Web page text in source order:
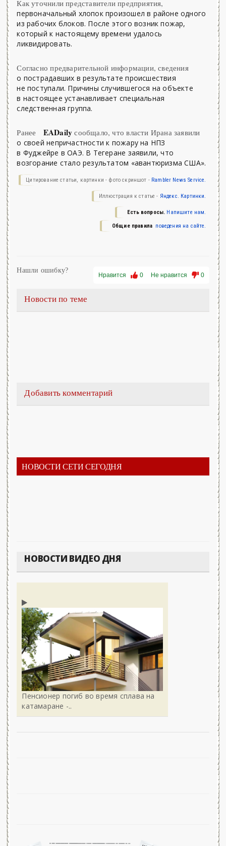
Как уточнили представители предприятия,
первоначальный хлопок произошел в районе одного
из рабочих блоков. После этого возник пожар,
который к настоящему времени удалось
ликвидировать.
Согласно предварительной информации, сведения
о пострадавших в результате происшествия
не поступали. Причины случившегося на объекте
в настоящее устанавливает специальная
следственная группа.
Ранее EADaily сообщало, что власти Ирана заявили
о своей непричастности к пожару на НПЗ
в Фуджейре в ОАЭ. В Тегеране заявили, что
возгорание стало результатом «авантюризма США».
Цитирование статьи, картинки - фото скриншот - Rambler News Service.
Иллюстрация к статье - Яндекс. Картинки.
Есть вопросы. Напишите нам.
Общие правила поведения на сайте.
Нравится 0 Не нравится 0
Нашли ошибку?
Новости по теме
Добавить комментарий
НОВОСТИ СЕТИ СЕГОДНЯ
НОВОСТИ ВИДЕО ДНЯ
Пенсионер погиб во время сплава на
катамаране -..